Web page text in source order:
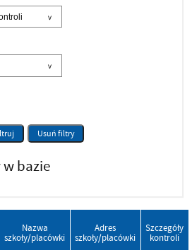
Usuń filtry
bazie
Nazwa
szkoły/placówki
Adres
szkoły/placówki
Szczegóły
kontroli